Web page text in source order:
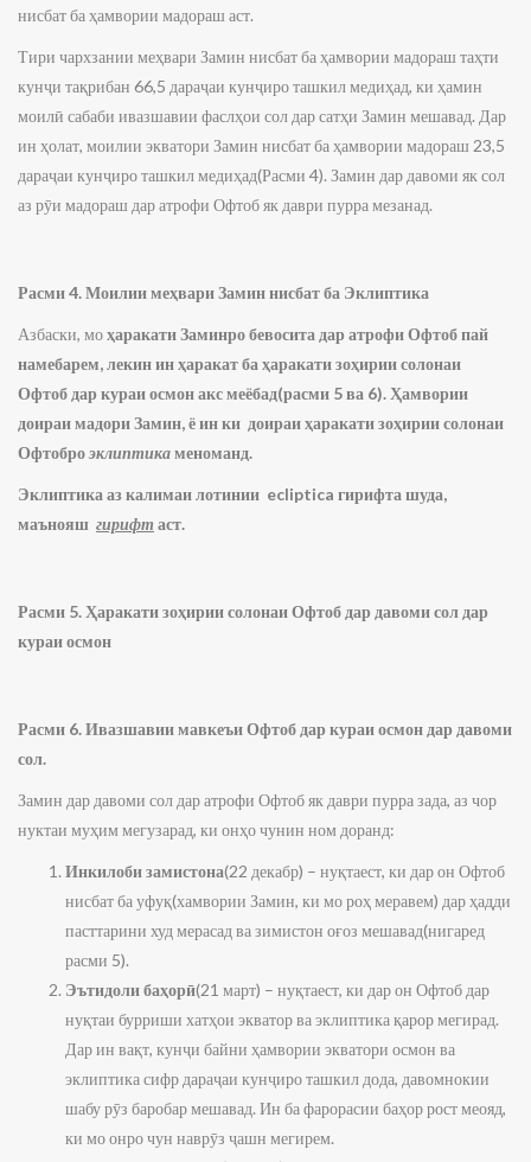
нисбат ба ҳамвории мадораш аст.
Тири чархзании меҳвари Замин нисбат ба ҳамвории мадораш таҳти
кунҷи тақрибан 66,5 дараҷаи кунҷиро ташкил медиҳад, ки ҳамин
моилӣ сабаби ивазшавии фаслҳои сол дар сатҳи Замин мешавад. Дар
ин ҳолат, моилии экватори Замин нисбат ба ҳамвории мадораш 23,5
дараҷаи кунҷиро ташкил медиҳад(Расми 4). Замин дар давоми як сол
аз рӯи мадораш дар атрофи Офтоб як даври пурра мезанад.
Расми 4. Моилии меҳвари Замин нисбат ба Эклиптика
Азбаски, моҳаракати Заминро бевосита дар атрофи Офтоб пай
намебарем, лекин инҳаракат ба ҳаракатизоҳириисолонаи
Офтоб дар кураи осмон акс меёбад(расми 5 ва 6).Ҳамвории
доираи мадори Замин, ё ин ки доираиҳаракатизоҳириисолонаи
Офтоброэклиптикаменоманд.
Эклиптика аз калимаилотинии ecliptica гирифта шуда,
маънояш гирифт аст.
Расми 5. Ҳаракати зоҳирии солонаи Офтоб дар давоми сол дар
кураи осмон
Расми 6. Ивазшавии мавкеъи Офтоб дар кураи осмон дар давоми
сол.
Замин дар давоми сол дар атрофи Офтоб як даври пурра зада, аз чор
нуктаи муҳим мегузарад, ки онҳо чунин ном доранд:
Инкилоби замистона(22 декабр) – нуқтаест, ки дар он Офтоб
нисбат ба уфуқ(хамвории Замин, ки мо роҳ меравем) дар ҳадди
пасттарини худ мерасад ва зимистон оғоз мешавад(нигаред
расми 5).
Эътидоли баҳорӣ(21 март) – нуқтаест, ки дар он Офтоб дар
нуқтаи бурриши хатҳои экватор ва эклиптика қарор мегирад.
Дар ин вақт, кунҷи байни ҳамвории экватори осмон ва
эклиптика сифр дараҷаи кунҷиро ташкил дода, давомнокии
шабу рӯз баробар мешавад. Ин ба фарорасии баҳор рост меояд,
ки мо онро чун наврӯз ҷашн мегирем.